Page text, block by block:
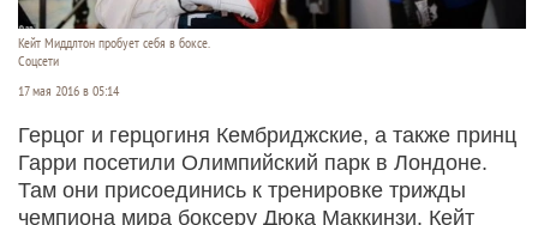
Кейт Миддлтон пробует себя в боксе.
Соцсети
17 мая 2016 в 05:14
Герцог и герцогиня Кембриджские, а также принц
Гарри посетили Олимпийский парк в Лондоне.
Там они присоединись к тренировке трижды
чемпиона мира боксеру Дюка Маккинзи. Кейт